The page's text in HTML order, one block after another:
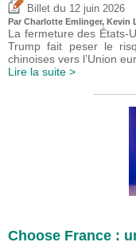
Billet du 12 juin 2026
Par Charlotte Emlinger, Kevin
La fermeture des États-
Trump fait peser le
chinoises vers l’Union
Lire la suite >
Choose France :